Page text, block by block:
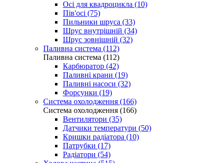
Осі для квадроцикла (10)
Пів'осі (75)
Пильники шруса (33)
Шрус внутрішній (34)
Шрус зовнішній (32)
Паливна система (112)
Паливна система (112)
Карбюратор (42)
Паливні крани (19)
Паливні насоси (32)
Форсунки (19)
Система охолодження (166)
Система охолодження (166)
Вентилятори (35)
Датчики температури (50)
Кришки радіатора (10)
Патрубки (17)
Радіатори (54)